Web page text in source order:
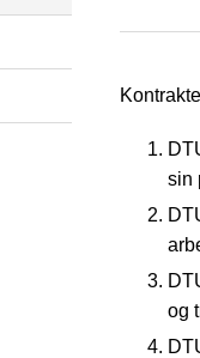
sin
og